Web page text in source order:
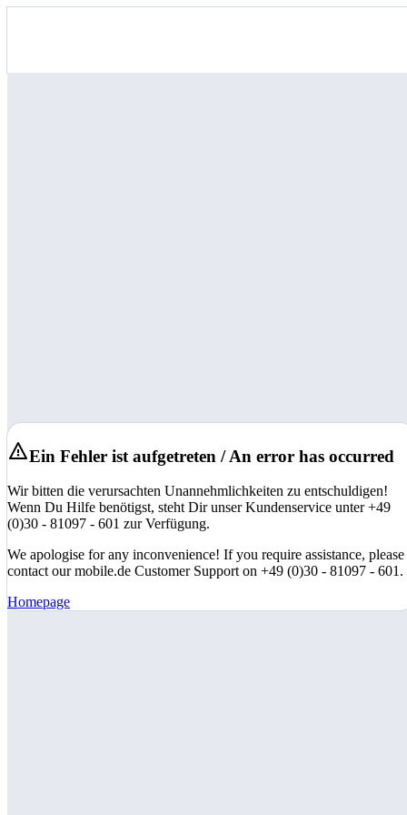
Ein Fehler ist aufgetreten / An error has occurred
Wir bitten die verursachten Unannehmlichkeiten zu entschuldigen!
Wenn Du Hilfe benötigst, steht Dir unser Kundenservice unter +49
(0)30 - 81097 - 601 zur Verfügung.
We apologise for any inconvenience! If you require assistance, please
contact our mobile.de Customer Support on +49 (0)30 - 81097 - 601.
Homepage